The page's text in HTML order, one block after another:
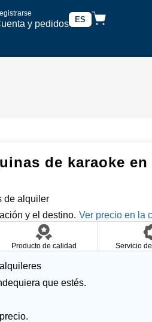
y pedidos ES
de karaoke en
de alquiler
y el destino.
Producto de calidad Servicio
que estés.